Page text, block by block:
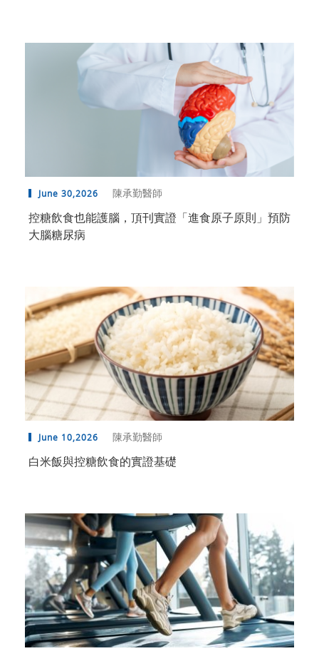
June 30,2026 陳承勤醫師
控糖飲食也能護腦，頂刊實證「進食原子原則」預防
大腦糖尿病
June 10,2026 陳承勤醫師
白米飯與控糖飲食的實證基礎